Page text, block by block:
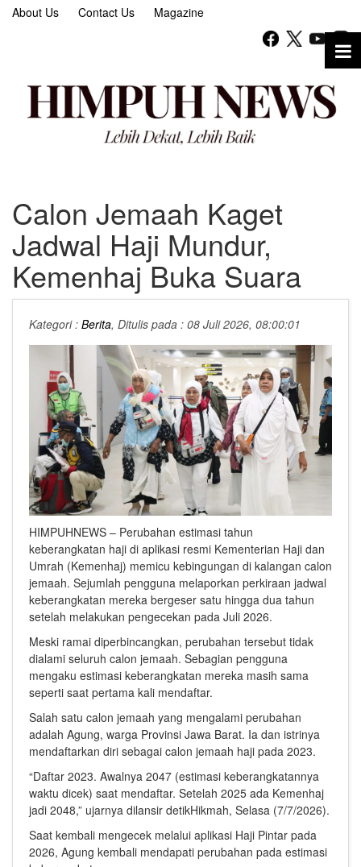
About Us Contact Us Magazine
Calon Jemaah Kaget
Jadwal Haji Mundur,
Kemenhaj Buka Suara
Kategori : Berita, Ditulis pada : 08 Juli 2026, 08:00:01
HIMPUHNEWS – Perubahan estimasi tahun
keberangkatan haji di aplikasi resmi Kementerian Haji dan
Umrah (Kemenhaj) memicu kebingungan di kalangan calon
jemaah. Sejumlah pengguna melaporkan perkiraan jadwal
keberangkatan mereka bergeser satu hingga dua tahun
setelah melakukan pengecekan pada Juli 2026.
Meski ramai diperbincangkan, perubahan tersebut tidak
dialami seluruh calon jemaah. Sebagian pengguna
mengaku estimasi keberangkatan mereka masih sama
seperti saat pertama kali mendaftar.
Salah satu calon jemaah yang mengalami perubahan
adalah Agung, warga Provinsi Jawa Barat. Ia dan istrinya
mendaftarkan diri sebagai calon jemaah haji pada 2023.
“Daftar 2023. Awalnya 2047 (estimasi keberangkatannya
waktu dicek) saat mendaftar. Setelah 2025 ada Kemenhaj
jadi 2048,” ujarnya dilansir detikHikmah, Selasa (7/7/2026).
Saat kembali mengecek melalui aplikasi Haji Pintar pada
2026, Agung kembali mendapati perubahan pada estimasi